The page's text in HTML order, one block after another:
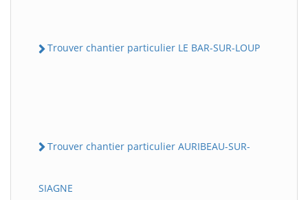
Trouver chantier particulier LE BAR-SUR-LOUP
Trouver chantier particulier AURIBEAU-SUR-
SIAGNE